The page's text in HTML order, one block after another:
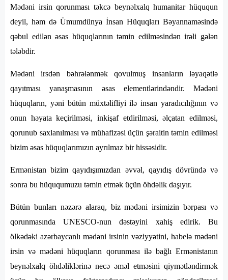
Mədəni irsin qorunması təkcə beynəlxalq humanitar hüququn
deyil, həm də Ümumdünya İnsan Hüquqları Bəyannaməsində
qəbul edilən əsas hüquqlarının təmin edilməsindən irəli gələn
tələbdir.
Mədəni irsdən bəhrələnmək qovulmuş insanların ləyaqətlə
qayıtması yanaşmasının əsas elementlərindəndir. Mədəni
hüquqların, yəni bütün müxtəlifliyi ilə insan yaradıcılığının və
onun həyata keçirilməsi, inkişaf etdirilməsi, əlçatan edilməsi,
qorunub saxlanılması və mühafizəsi üçün şəraitin təmin edilməsi
bizim əsas hüquqlarımızın ayrılmaz bir hissəsidir.
Ermənistan bizim qayıdışımızdan əvvəl, qayıdış dövründə və
sonra bu hüququmuzu təmin etmək üçün öhdəlik daşıyır.
Bütün bunları nəzərə alaraq, biz mədəni irsimizin bərpası və
qorunmasında UNESCO-nun dəstəyini xahiş edirik. Bu
ölkədəki azərbaycanlı mədəni irsinin vəziyyətini, habelə mədəni
irsin və mədəni hüquqların qorunması ilə bağlı Ermənistanın
beynəlxalq öhdəliklərinə necə əməl etməsini qiymətləndirmək